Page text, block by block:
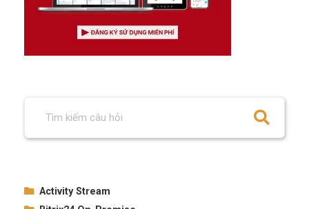
Activity Stream